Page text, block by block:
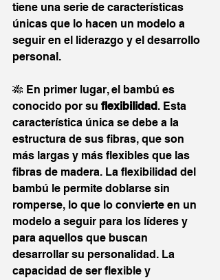
tiene una serie de características
únicas que lo hacen un modelo a
seguir en el liderazgo y el desarrollo
personal.
🎋 En primer lugar, el bambú es
conocido por su flexibilidad. Esta
característica única se debe a la
estructura de sus fibras, que son
más largas y más flexibles que las
fibras de madera. La flexibilidad del
bambú le permite doblarse sin
romperse, lo que lo convierte en un
modelo a seguir para los líderes y
para aquellos que buscan
desarrollar su personalidad. La
capacidad de ser flexible y